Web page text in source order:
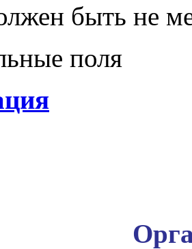
быть не
поля